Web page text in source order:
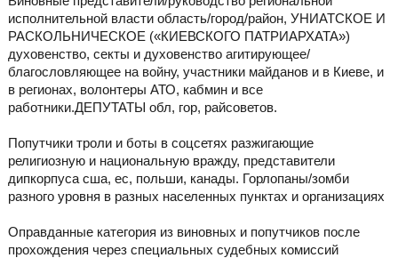
исполнительной власти область/город/район, УНИАТСКОЕ И
РАСКОЛЬНИЧЕСКОЕ («КИЕВСКОГО ПАТРИАРХАТА»)
духовенство, секты и духовенство агитирующее/
благословляющее на войну, участники майданов и в Киеве, и
в регионах, волонтеры АТО, кабмин и все
работники.ДЕПУТАТЫ обл, гор, райсоветов.
Попутчики троли и боты в соцсетях разжигающие
религиозную и национальную вражду, представители
дипкорпуса сша, ес, польши, канады. Горлопаны/зомби
разного уровня в разных населенных пунктах и организациях
Оправданные категория из виновных и попутчиков после
прохождения через специальных судебных комиссий